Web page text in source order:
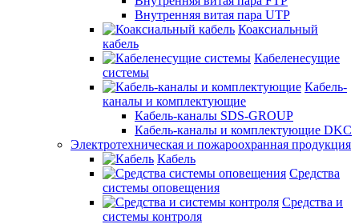
Внутренняя витая пара UTP
Коаксиальный
кабель
Кабеленесущие
системы
Кабель-
каналы и комплектующие
Кабель-каналы SDS-GROUP
Кабель-каналы и комплектующие DKC
Электротехническая и пожароохранная продукция
Кабель
Средства
системы оповещения
Средства и
системы контроля